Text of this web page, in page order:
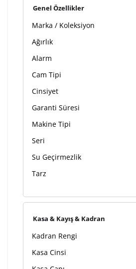
Genel Özellikler
Marka / Koleksiyon
Ağırlık
Alarm
Cam Tipi
Cinsiyet
Garanti Süresi
Makine Tipi
Seri
Su Geçirmezlik
Tarz
Kasa & Kayış & Kadran
Kadran Rengi
Kasa Cinsi